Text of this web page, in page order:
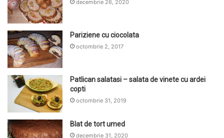
decembrie 26, 2020
Pariziene cu ciocolata
octombrie 2, 2017
Patlican salatasi – salata de vinete cu ardei
copti
octombrie 31, 2019
Blat de tort umed
decembrie 31, 2020